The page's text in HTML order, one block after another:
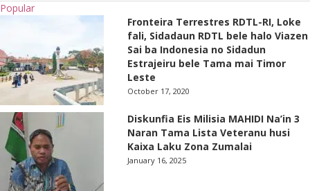
Popular
Fronteira Terrestres RDTL-RI, Loke
fali, Sidadaun RDTL bele halo Viazen
Sai ba Indonesia no Sidadun
Estrajeiru bele Tama mai Timor
Leste
October 17, 2020
Diskunfia Eis Milisia MAHIDI Na’in 3
Naran Tama Lista Veteranu husi
Kaixa Laku Zona Zumalai
January 16, 2025